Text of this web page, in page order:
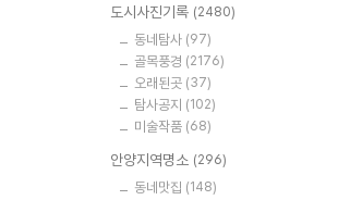
도시사진기록 (2480)
동네탐사 (97)
골목풍경 (2176)
오래된곳 (37)
탐사공지 (102)
미술작품 (68)
안양지역명소 (296)
동네맛집 (148)